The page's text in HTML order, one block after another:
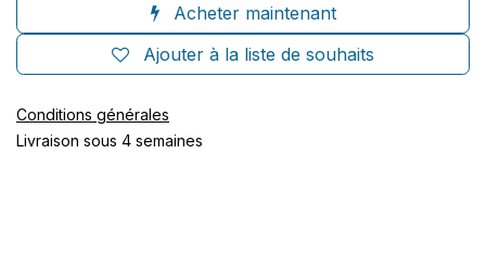
Acheter maintenant
Ajouter à la liste de souhaits
Conditions générales
Livraison sous 4 semaines